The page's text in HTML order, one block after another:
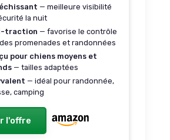
— meilleure visibilité
la nuit
traction — favorise le contrôle
promenades et randonnées
pour chiens moyens et
— tailles adaptées
— idéal pour randonnée,
camping
l'offre